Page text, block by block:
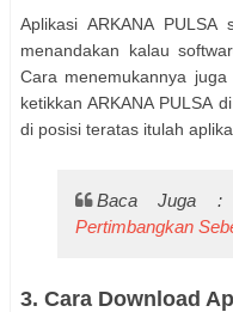
Aplikasi ARKANA
menandakan kalau
Cara menemukannya
ketikkan ARKANA PULSA
di posisi teratas itulah
Baca Juga :
Pertimbangkan
3. Cara Download